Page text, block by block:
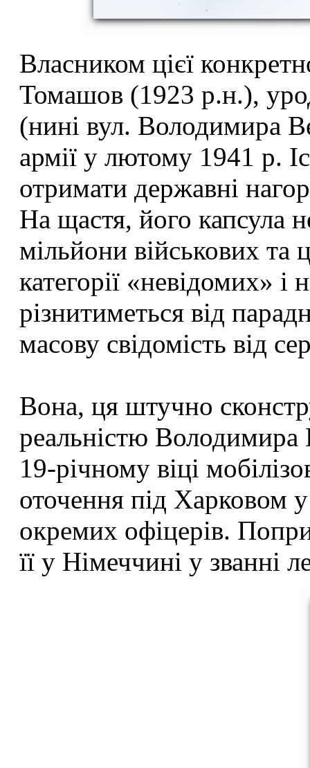
Власником цієї
Томашов (1923 р.н.),
(нині вул. Володимира
армії у лютому 1941 р.
отримати державні
На щастя, його капсула
мільйони військових
категорії «невідомих»
різнитиметься від
масову свідомість від
Вона, ця штучно
реальністю Володимира
19-річному віці
оточення під Харковом
окремих офіцерів.
її у Німеччині у званні